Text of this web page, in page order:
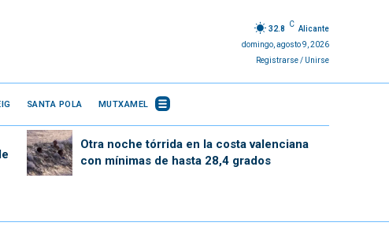
32.8
C
Alicante
domingo, agosto 9, 2026
Registrarse / Unirse
SANTA POLA MUTXAMEL
Otra noche tórrida en la costa valenciana
con mínimas de hasta 28,4 grados